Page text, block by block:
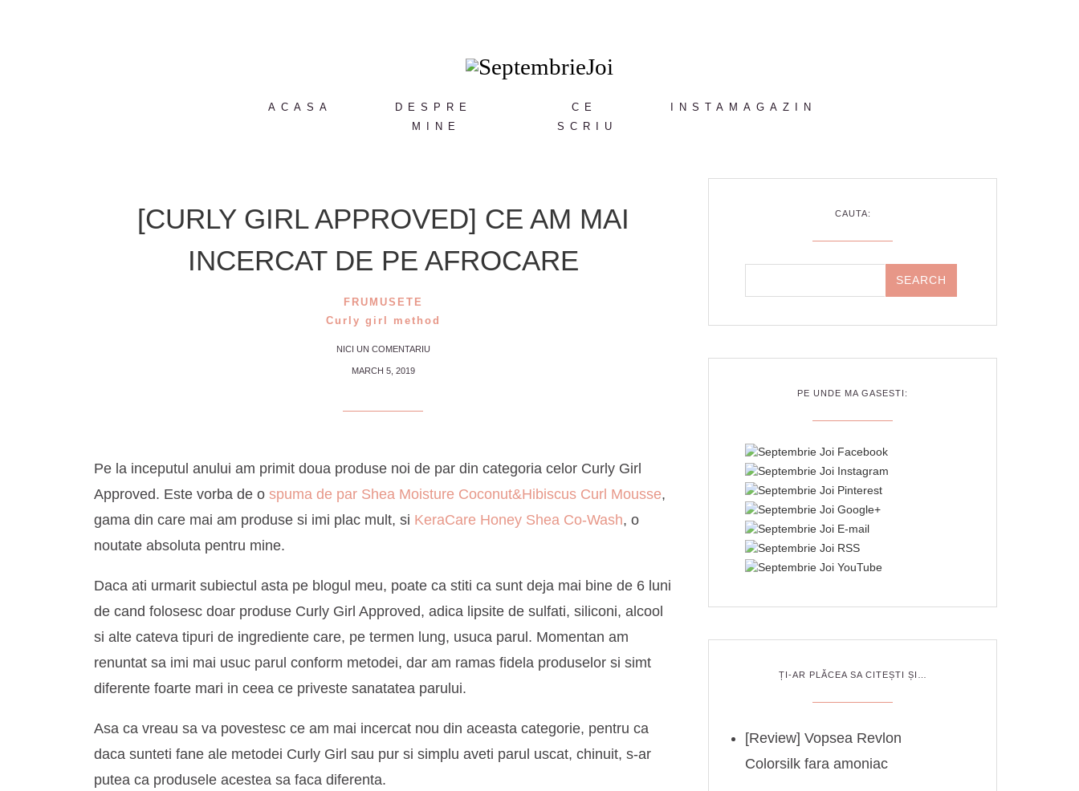
ACASA
DESPRE
MINE
CE
SCRIU
INSTAMAGAZIN
[CURLY GIRL APPROVED] CE AM MAI
INCERCAT DE PE AFROCARE
FRUMUSETE
Curly girl method
NICI UN COMENTARIU
MARCH 5, 2019
Pe la inceputul anului am primit doua produse noi de par din categoria celor Curly Girl
Approved. Este vorba de o spuma de par Shea Moisture Coconut&Hibiscus Curl Mousse,
gama din care mai am produse si imi plac mult, si KeraCare Honey Shea Co-Wash, o
noutate absoluta pentru mine.
Daca ati urmarit subiectul asta pe blogul meu, poate ca stiti ca sunt deja mai bine de 6 luni
de cand folosesc doar produse Curly Girl Approved, adica lipsite de sulfati, siliconi, alcool
si alte cateva tipuri de ingrediente care, pe termen lung, usuca parul. Momentan am
renuntat sa imi mai usuc parul conform metodei, dar am ramas fidela produselor si simt
diferente foarte mari in ceea ce priveste sanatatea parului.
Asa ca vreau sa va povestesc ce am mai incercat nou din aceasta categorie, pentru ca
daca sunteti fane ale metodei Curly Girl sau pur si simplu aveti parul uscat, chinuit, s-ar
putea ca produsele acestea sa faca diferenta.
CAUTA:
PE UNDE MA GASESTI:
ȚI-AR PLĂCEA SA CITEȘTI ȘI…
[Review] Vopsea Revlon
Colorsilk fara amoniac